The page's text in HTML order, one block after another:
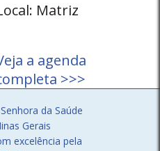
Matriz
a agenda
>>>
da Saúde
Gerais
excelência pela